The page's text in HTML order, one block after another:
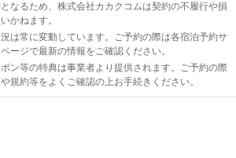
なるため、株式会社カカクコムは契約の不履行や損
かねます。
は常に変動しています。ご予約の際は各宿泊予約サ
ージで最新の情報をご確認ください。
ン等の特典は事業者より提供されます。ご予約の際
規約等をよくご確認の上お手続きください。